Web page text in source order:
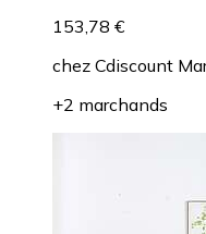
153,78 €
chez Cdiscount
+2 marchands